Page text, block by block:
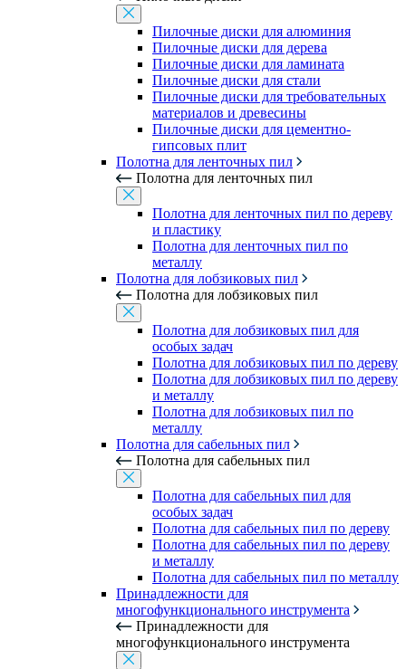
Пилочные диски для алюминия
Пилочные диски для дерева
Пилочные диски для ламината
Пилочные диски для стали
Пилочные диски для требовательных
материалов и древесины
Пилочные диски для цементно-
гипсовых плит
Полотна для ленточных пил
Полотна для ленточных пил
Полотна для ленточных пил по дереву
и пластику
Полотна для ленточных пил по
металлу
Полотна для лобзиковых пил
Полотна для лобзиковых пил
Полотна для лобзиковых пил для
особых задач
Полотна для лобзиковых пил по дереву
Полотна для лобзиковых пил по дереву
и металлу
Полотна для лобзиковых пил по
металлу
Полотна для сабельных пил
Полотна для сабельных пил
Полотна для сабельных пил для
особых задач
Полотна для сабельных пил по дереву
Полотна для сабельных пил по дереву
и металлу
Полотна для сабельных пил по металлу
Принадлежности для
многофункционального инструмента
Принадлежности для
многофункционального инструмента